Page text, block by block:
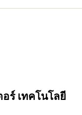
ร์ เทคโนโลยี